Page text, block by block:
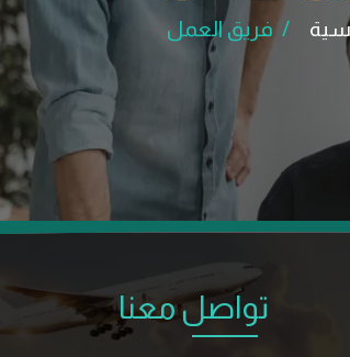
فريق العمل
تواصل معنا